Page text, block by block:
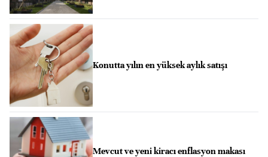
Konutta yılın en yüksek aylık satışı
Mevcut ve yeni kiracı enflasyon makası